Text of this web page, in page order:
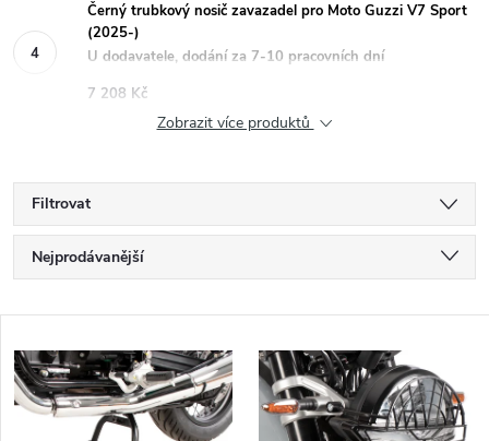
Černý trubkový nosič zavazadel pro Moto Guzzi V7 Sport
(2025-)
U dodavatele, dodání za 7-10 pracovních dní
7 208 Kč
Zobrazit více produktů
Filtrovat
Ř
a
z
e
Nejprodávanější
Abecedně
V
ý